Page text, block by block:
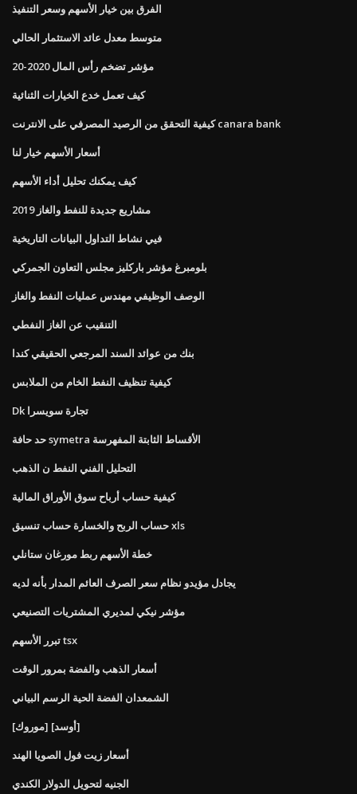
الفرق بين خيار الأسهم وسعر التنفيذ
متوسط ​​معدل عائد الاستثمار الحالي
مؤشر تضخم رأس المال 2020-20
كيف تعمل خدع الخيارات الثنائية
كيفية التحقق من الرصيد المصرفي على الانترنت canara bank
أسعار الأسهم خيار لنا
كيف يمكنك تحليل أداء الأسهم
مشاريع جديدة للنفط والغاز 2019
فيي نشاط التداول البيانات التاريخية
بلومبرغ مؤشر باركليز مجلس التعاون الجمركي
الوصف الوظيفي مهندس عمليات النفط والغاز
التنقيب عن الغاز النفطي
بنك من عوائد السند المرجعي الحقيقي كندا
كيفية تنظيف النفط الخام من الملابس
Dk تجارة سويسرا
حد حافة symetra الأقساط الثابتة المفهرسة
التحليل الفني النفط ن الذهب
كيفية حساب أرباح سوق الأوراق المالية
حساب الربح والخسارة حساب تنسيق xls
خطة الأسهم ربط مورغان ستانلي
يجادل مؤيدو نظام سعر الصرف العائم المدار بأنه لديه
مؤشر نيكي لمديري المشتريات التصنيعي
تبرر الأسهم tsx
أسعار الذهب والفضة بمرور الوقت
الشمعدان الفضة الحية الرسم البياني
[موروك] [أوسد]
أسعار زيت فول الصويا الهند
الجنيه لتحويل الدولار الكندي